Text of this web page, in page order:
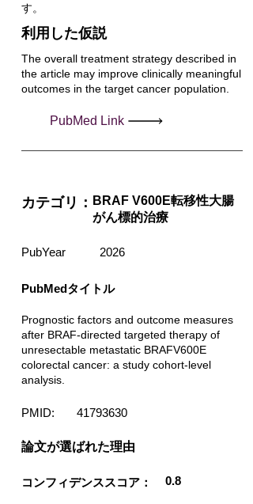
す。
利用した仮説
The overall treatment strategy described in
the article may improve clinically meaningful
outcomes in the target cancer population.
PubMed Link
カテゴリ： BRAF V600E転移性大腸
がん標的治療
PubYear 2026
PubMedタイトル
Prognostic factors and outcome measures
after BRAF-directed targeted therapy of
unresectable metastatic BRAFV600E
colorectal cancer: a study cohort-level
analysis.
PMID: 41793630
​論文が選ばれた理由
コンフィデンススコア： 0.8